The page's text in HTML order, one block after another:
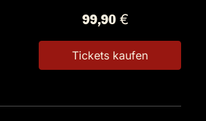
99,90 €
Tickets kaufen